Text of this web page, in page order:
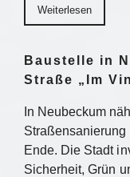
Weiterlesen
Baustelle in
Straße „Im
In Neubeckum
Straßensanierung
Ende. Die Stadt
Sicherheit, Grün